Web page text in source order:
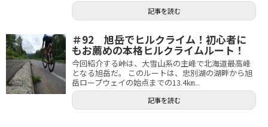
記事を読む
＃92 旭岳でヒルクライム！初心者に
もお薦めの本格ヒルクライムルート！
今回紹介する峠は、大雪山系の主峰で北海道最高峰
となる旭岳だ。 このルートは、忠別湖の湖畔から旭
岳ロープウェイの始点までの13.4㎞...
記事を読む